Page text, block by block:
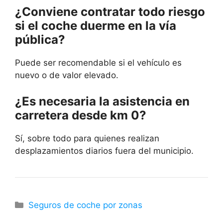
¿Conviene contratar todo riesgo
si el coche duerme en la vía
pública?
Puede ser recomendable si el vehículo es
nuevo o de valor elevado.
¿Es necesaria la asistencia en
carretera desde km 0?
Sí, sobre todo para quienes realizan
desplazamientos diarios fuera del municipio.
Categorías
Seguros de coche por zonas